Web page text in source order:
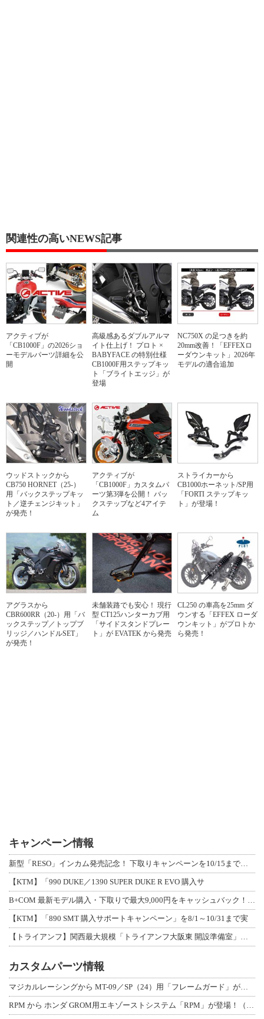
関連性の高いNEWS記事
アクティブが
「CB1000F」の2026ショ
ーモデルパーツ詳細を公
開
高級感あるダブルアルマ
イト仕上げ！ プロト ×
BABYFACE の特別仕様
CB1000F用ステップキッ
ト「ブライトエッジ」が
登場
NC750X の足つきを約
20mm改善！「EFFEXロ
ーダウンキット」2026年
モデルの適合追加
ウッドストックから
CB750 HORNET（25-）
用「バックステップキッ
ト／逆チェンジキット」
が発売！
アクティブが
「CB1000F」カスタムパ
ーツ第3弾を公開！ バッ
クステップなど4アイテ
ム
ストライカーから
CB1000ホーネット/SP用
「FORTI ステップキッ
ト」が登場！
アグラスから
CBR600RR（20-）用「バ
ックステップ／トップブ
リッジ／ハンドルSET」
が発売！
未舗装路でも安心！ 現行
型 CT125ハンターカブ用
「サイドスタンドプレー
ト」が EVATEK から発売
CL250 の車高を25mm ダ
ウンする「EFFEX ローダ
ウンキット」がプロトか
ら発売！
キャンペーン情報
【KTM】「990 DUKE／1390 SUPER DUKE R EVO 購入サ
【KTM】「890 SMT 購入サポートキャンペーン」を8/1～10/31まで実
カスタムパーツ情報